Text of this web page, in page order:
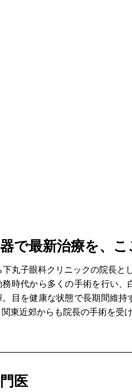
で最新治療を、
下丸子眼科クリニックの院長と
務時代から多くの手術を行い
目を健康な状態で長期間維
東近郊からも院長の手術を受
医